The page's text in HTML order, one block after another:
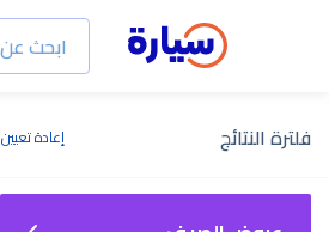
فلترة النتائج إعادة تعيين